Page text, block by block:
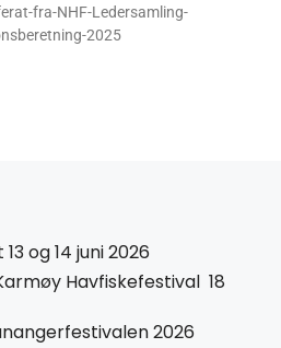
fra-NHF-Ledersamling-
2025
og 14 juni 2026
Havfiskefestival 18
2026